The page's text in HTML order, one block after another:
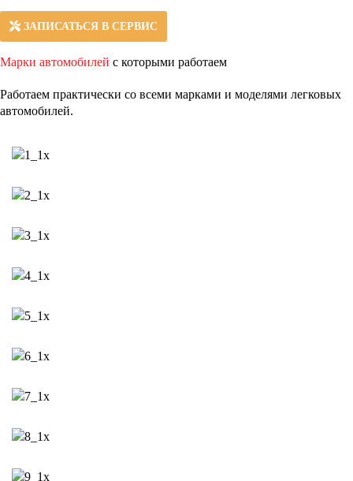
ЗАПИСАТЬСЯ В СЕРВИС
Марки автомобилей с которыми работаем
Работаем практически со всеми марками и моделями легковых
автомобилей.